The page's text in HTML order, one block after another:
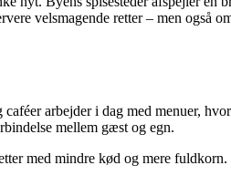
velsmagende retter – men også
arbejder i dag med menuer,
mellem gæst og egn.
med mindre kød og mere